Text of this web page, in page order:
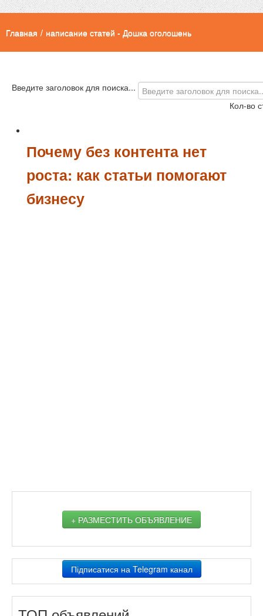
Главная / написание статей - Дошка оголошень
Введите заголовок для поиска...
Кол-во
Почему без контента нет
роста: как статьи помогают
бизнесу
+ РАЗМЕСТИТЬ ОБЪЯВЛЕНИЕ
Підписатися на Telegram канал